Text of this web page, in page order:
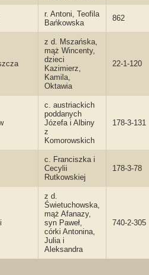
r. Antoni, Teofila
Bańkowska
862
z d. Mszańska,
mąż Wincenty,
dzieci
Kazimierz,
Kamila,
Oktawia
22-1-120
c. austriackich
poddanych
Józefa i Albiny
z
Komorowskich
178-3-131
c. Franciszka i
Cecylii
Rutkowskiej
178-3-78
z d.
Świetuchowska,
mąż Afanazy,
syn Paweł,
córki Antonina,
Julia i
Aleksandra
740-2-305